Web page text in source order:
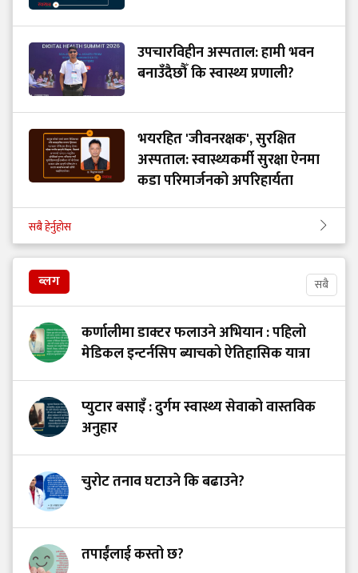
उपचारविहीन अस्पताल: हामी भवन
बनाउँदैछौँ कि स्वास्थ्य प्रणाली?
भयरहित 'जीवनरक्षक', सुरक्षित
अस्पताल: स्वास्थ्यकर्मी सुरक्षा ऐनमा
कडा परिमार्जनको अपरिहार्यता
सबै हेर्नुहोस
ब्लग सबै
कर्णालीमा डाक्टर फलाउने अभियान : पहिलो
मेडिकल इन्टर्नसिप ब्याचको ऐतिहासिक यात्रा
प्युटार बसाइँ : दुर्गम स्वास्थ्य सेवाको वास्तविक
अनुहार
चुरोट तनाव घटाउने कि बढाउने?
तपाईंलाई कस्तो छ?